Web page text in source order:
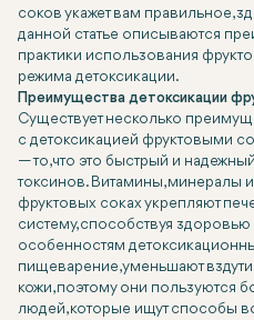
соков укажет вам правильное,
данной статье описываются
практики использования
режима детоксикации.
Преимущества детоксикации
Существует несколько
с детоксикацией фруктовыми
— то, что это быстрый и
токсинов. Витамины, минералы
фруктовых соках укрепляют
систему, способствуя
особенностям
пищеварение, уменьшают
кожи, поэтому они пользуются
людей, которые ищут способы